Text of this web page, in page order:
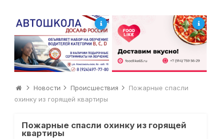
Новости Происшествия
Пожарные спасли
охинку из горящей квартиры
Пожарные спасли охинку из горящей
квартиры